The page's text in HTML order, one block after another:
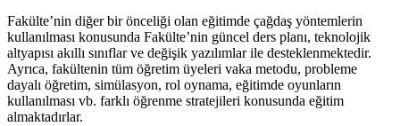
Fakülte’nin diğer bir önceliği olan eğitimde çağdaş yöntemlerin
kullanılması konusunda Fakülte’nin güncel ders planı, teknolojik
altyapısı akıllı sınıflar ve değişik yazılımlar ile desteklenmektedir.
Ayrıca, fakültenin tüm öğretim üyeleri vaka metodu, probleme
dayalı öğretim, simülasyon, rol oynama, eğitimde oyunların
kullanılması vb. farklı öğrenme stratejileri konusunda eğitim
almaktadırlar.